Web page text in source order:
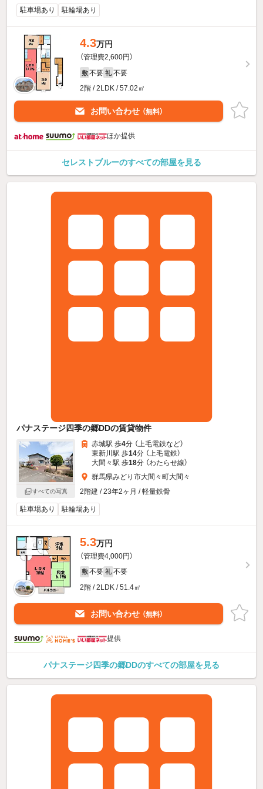
駐車場あり 駐輪場あり
4.3万円
（管理費2,600円）
敷 不要 礼 不要
2階 / 2LDK / 57.02㎡
お問い合わせ （無料）
ほか提供
セレストブルーのすべての部屋を見る
パナステージ四季の郷DDの賃貸物件
すべての写真
赤城駅 歩4分 （上毛電鉄など）
東新川駅 歩14分 （上毛電鉄）
大間々駅 歩18分 （わたらせ線）
群馬県みどり市大間々町大間々
2階建 / 23年2ヶ月 / 軽量鉄骨
駐車場あり 駐輪場あり
5.3万円
（管理費4,000円）
敷 不要 礼 不要
2階 / 2LDK / 51.4㎡
お問い合わせ （無料）
提供
パナステージ四季の郷DDのすべての部屋を見る